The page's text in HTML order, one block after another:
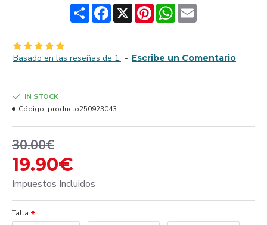
ShareFacebook
X PinterestWhatsApp
Email
Basado en las reseñas de 1. - Escribe un Comentario
19.90€
30.00€
Impuestos Incluidos
IN STOCK
Código: producto250923043
Talla